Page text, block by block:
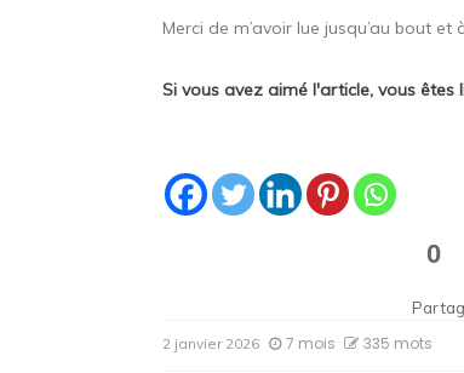
Merci de m’avoir lue jusqu’au bout et
Si vous avez aimé l'article, vous êtes
0
2 janvier 2026 7 mois 335 mots